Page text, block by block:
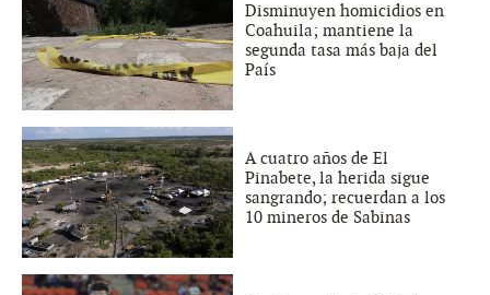
Disminuyen homicidios en
Coahuila; mantiene la
segunda tasa más baja del
País
A cuatro años de El
Pinabete, la herida sigue
sangrando; recuerdan a los
10 mineros de Sabinas